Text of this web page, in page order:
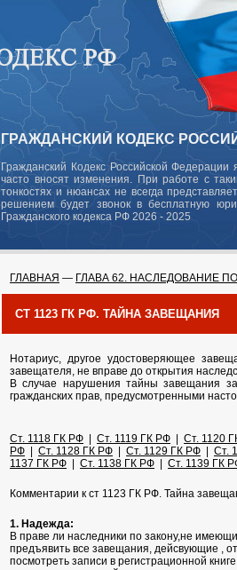
ГРАЖДАНСКИЙ КОДЕКС
Гражданский Кодекс Российской
часто вносят изменения. При работе с
тонкостях и нюансах не всегда
решением будет звонок в бесплатную
Гражданского кодекса РФ 2026 - 2025
ГЛАВНАЯ — ГЛАВА 62. НАСЛЕДОВАНИЕ
СТ 1123 ГК РФ. ТАЙНА ЗАВЕЩАНИЯ
Нотариус, другое удостоверяющее
завещателя, не вправе до открытия
В случае нарушения тайны завещания
гражданских прав, предусмотренными
Ст. 1118 ГК РФ Ст. 1119 ГК РФ Ст. 1120
РФ
Ст. 1128 ГК РФ Ст. 1129 ГК РФ Ст.
1137 ГК РФ
Ст. 1138 ГК РФ Ст. 1139 ГК
Комментарии к ст 1123 ГК РФ. Тайна
1. Надежда:
В праве ли наследники по закону,не
предъявить все завещания, дейсвующие ,
посмотреть записи в регистрационной